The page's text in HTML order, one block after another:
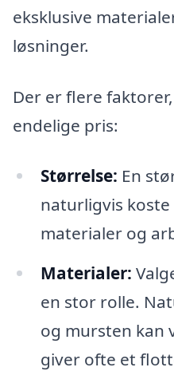
eksklusive
løsninger.
Der er flere
endelige pris:
Størrelse: En
naturligvis
materialer og
Materialer:
en stor rolle.
og mursten kan
giver ofte et